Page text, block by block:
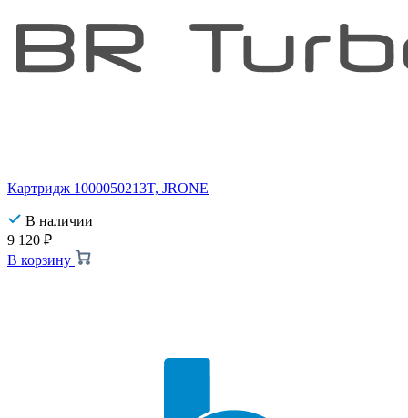
Картридж 1000050213T, JRONE
В наличии
9 120 ₽
В корзину